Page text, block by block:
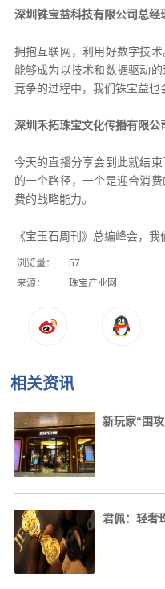
深圳铢宝益科技有限公司总经
拥抱互联网，利用好数字技
能够成为以技术和数据驱动
竞争的过程中，我们铢宝益也
深圳禾拓珠宝文化传播有限公
今天的直播分享会到此就结
的一个路径，一个是迎合消
费的战略能力。
《宝玉石周刊》总编峰会，我
浏览量：
57
来源：
珠宝产业网
相关资讯
新玩家“围
君佩：轻奢